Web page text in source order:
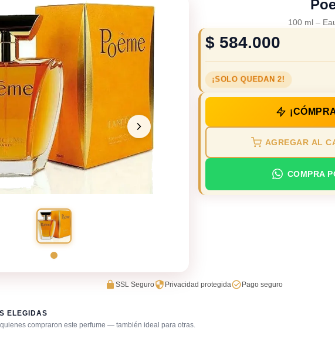
100 ml –
$ 584.000
¡SOLO QUEDAN 2!
AGREGAR AL
COMPRA
SSL Seguro Privacidad protegida Pago seguro
ELEGIDAS
compraron este perfume — también ideal para otras.
Gala / cena de gala